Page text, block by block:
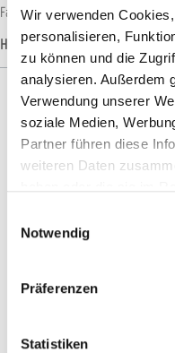
Wir verwenden
personalisieren,
zu können und die
analysieren. Außerdem
Verwendung unserer
soziale Medien,
Partner führen diese
weiteren Daten
Notwendig
Präferenzen
Statistiken
Fahrzeugabdeckung. Eine Person
Hersteller-Informationen
Produktgalerie überspringen
Passendes Zubehör